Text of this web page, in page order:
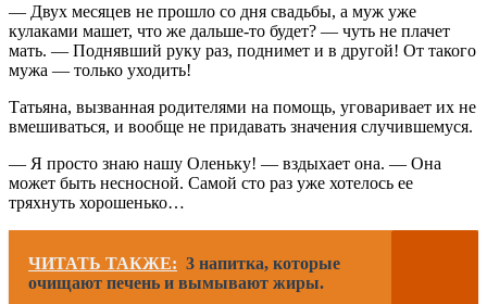
— Двух месяцев не прошло со дня свадьбы, а муж уже
кулаками машет, что же дальше-то будет? — чуть не плачет
мать. — Поднявший руку раз, поднимет и в другой! От такого
мужа — только уходить!
Татьяна, вызванная родителями на помощь, уговаривает их не
вмешиваться, и вообще не придавать значения случившемуся.
— Я просто знаю нашу Оленьку! — вздыхает она. — Она
может быть несносной. Самой сто раз уже хотелось ее
тряхнуть хорошенько…
ЧИТАТЬ ТАКЖЕ: 3 напитка, которые
очищают печень и вымывают жиры.